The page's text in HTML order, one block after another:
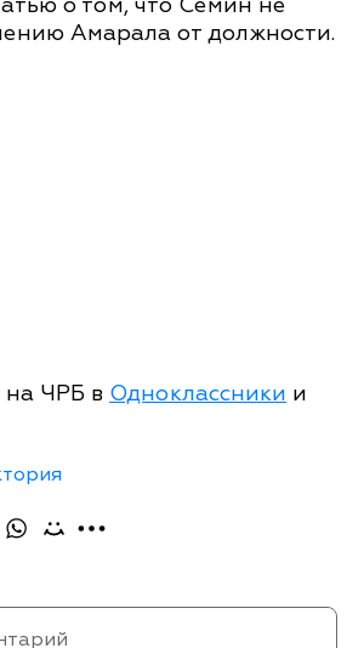
Амарала от должности.
на ЧРБ в Одноклассники и